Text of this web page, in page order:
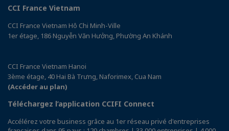
CCI France Vietnam
CCI France Vietnam Hô Chi Minh-Ville
1er étage, 186 Nguyễn Văn Hưởng, Phường An Khánh
CCI France Vietnam Hanoi
3ème étage, 40 Hai Bà Trưng, Naforimex, Cua Nam
(Accéder au plan)
Téléchargez l’application CCIFI Connect
Accélérez votre business grâce au 1er réseau privé d'entreprises